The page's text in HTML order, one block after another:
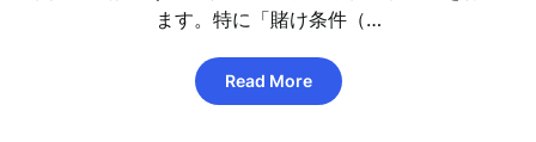
ます。特に「賭け条件（…
Read More